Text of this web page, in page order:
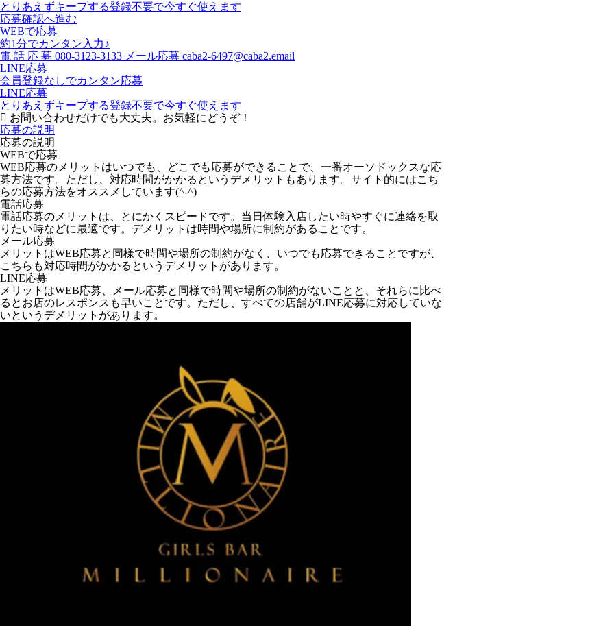
とりあえずキープする登録不要で今すぐ使えます
応募確認へ進む
WEBで応募
約1分でカンタン入力♪
電 話 応 募 080-3123-3133 メール応募 caba2-6497@caba2.email
LINE応募
会員登録なしでカンタン応募
LINE応募
とりあえずキープする登録不要で今すぐ使えます
お問い合わせだけでも大丈夫。お気軽にどうぞ！
応募の説明
応募の説明
WEBで応募
WEB応募のメリットはいつでも、どこでも応募ができることで、一番オーソドックスな応
募方法です。ただし、対応時間がかかるというデメリットもあります。サイト的にはこち
らの応募方法をオススメしています(^-^)
電話応募
電話応募のメリットは、とにかくスピードです。当日体験入店したい時やすぐに連絡を取
りたい時などに最適です。デメリットは時間や場所に制約があることです。
メール応募
メリットはWEB応募と同様で時間や場所の制約がなく、いつでも応募できることですが、
こちらも対応時間がかかるというデメリットがあります。
LINE応募
メリットはWEB応募、メール応募と同様で時間や場所の制約がないことと、それらに比べ
るとお店のレスポンスも早いことです。ただし、すべての店舗がLINE応募に対応していな
いというデメリットがあります。